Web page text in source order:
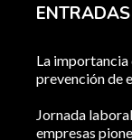
La
prevención de
Jornada
empresas